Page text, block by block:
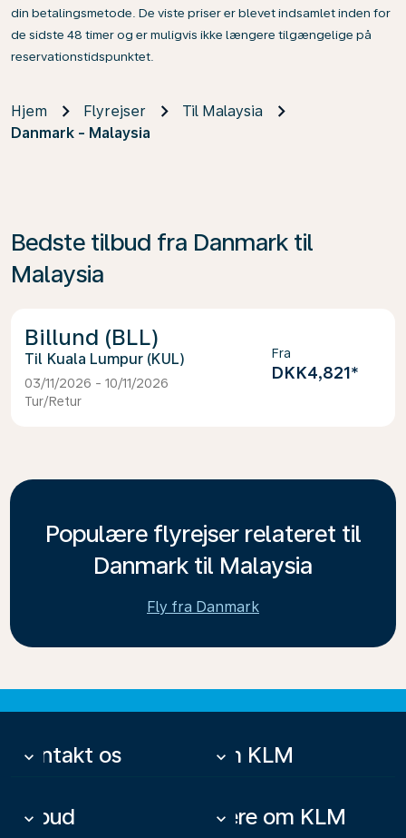
din betalingsmetode. De viste priser er blevet indsamlet inden for
de sidste 48 timer og er muligvis ikke længere tilgængelige på
reservationstidspunktet.
Hjem Flyrejser
Til Malaysia
Danmark - Malaysia
Bedste tilbud fra Danmark til
Malaysia
Billund (BLL)
Kuala Lumpur (KUL)
03/11/2026 - 10/11/2026
Tur/Retur
Fra
DKK4,821*
Populære flyrejser relateret til
Danmark til Malaysia
Fly fra Danmark
Kontakt os
keyboard_arrow_down Om KLM
keyboard_arrow_down
Tilbud
keyboard_arrow_down Mere om KLM
keyboard_arrow_down